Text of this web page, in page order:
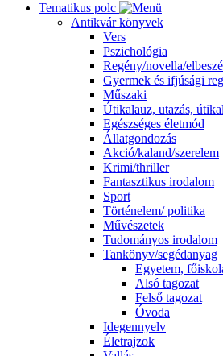
Tematikus polc
Antikvár könyvek
Vers
Pszichológia
Regény/novella/
Gyermek és ifjúsági
Műszaki
Útikalauz, utazás,
Egészséges életmód
Állatgondozás
Akció/kaland/szerelem
Krimi/thriller
Fantasztikus irodalom
Sport
Történelem/ politika
Művészetek
Tudományos irodalom
Tankönyv/segédanyag
Egyetem,
Alsó tagozat
Felső tagozat
Óvoda
Idegennyelv
Életrajzok